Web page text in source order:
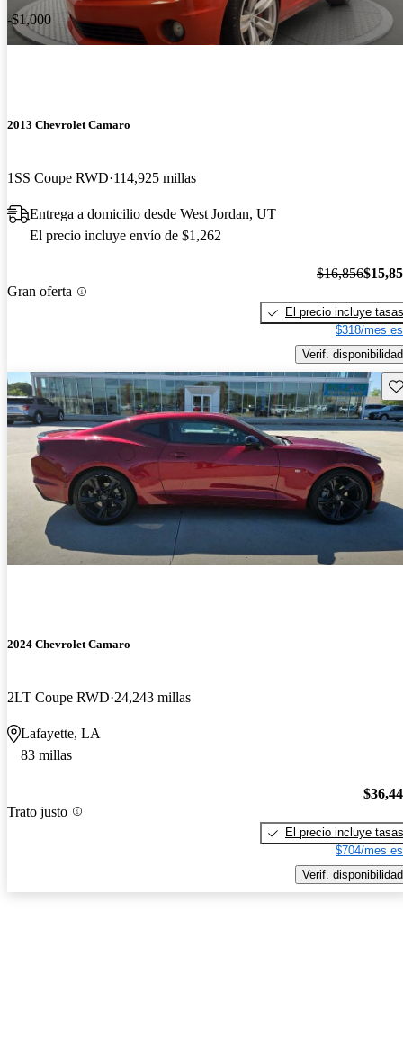
-$1,000
2013 Chevrolet Camaro
1SS Coupe RWD 114,925 millas
Entrega a domicilio desde West Jordan, UT
El precio incluye envío de $1,262
Gran oferta
$16,856
El precio incluye tasas
$318/mes
Verif. disponibilidad
2024 Chevrolet Camaro
2LT Coupe RWD 24,243 millas
Lafayette, LA
83 millas
Trato justo
El precio incluye tasas
$704/mes
Verif. disponibilidad